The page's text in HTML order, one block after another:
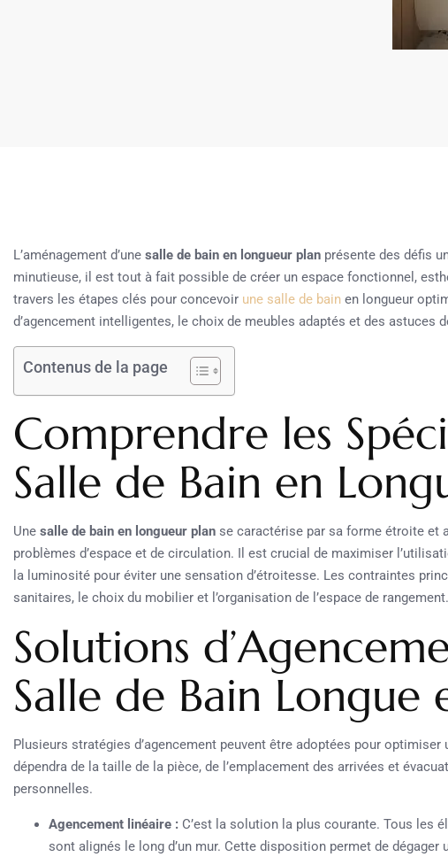
L’aménagement d’une salle de bain en longueur plan présente des défis
minutieuse, il est tout à fait possible de créer un espace fonctionnel,
travers les étapes clés pour concevoir une salle de bain en longueur
d’agencement intelligentes, le choix de meubles adaptés et des astuces
Contenus de la page
Comprendre les
Salle de Bain en
Une salle de bain en longueur plan se caractérise par sa forme étroite et
problèmes d’espace et de circulation. Il est crucial de maximiser
la luminosité pour éviter une sensation d’étroitesse. Les contraintes
sanitaires, le choix du mobilier et l’organisation de l’espace de rangement.
Solutions
Salle de Bain Longue
Plusieurs stratégies d’agencement peuvent être adoptées pour optimiser
dépendra de la taille de la pièce, de l’emplacement des arrivées et
personnelles.
Agencement linéaire : C’est la solution la plus courante. Tous les
sont alignés le long d’un mur. Cette disposition permet de dégager